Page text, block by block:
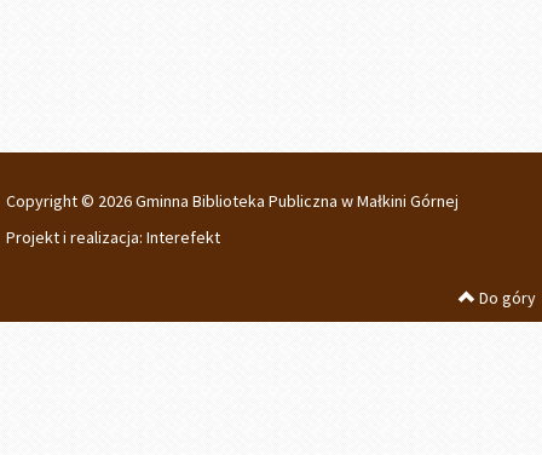
Copyright © 2026 Gminna Biblioteka Publiczna w Małkini Górnej
Projekt i realizacja: Interefekt
Do góry